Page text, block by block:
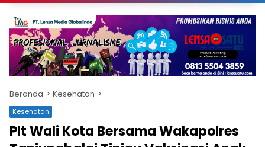
Beranda Kesehatan
Kesehatan
Plt Wali Kota Bersama Wakapolres